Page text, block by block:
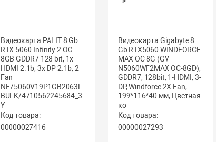
Видеокарта PALIT 8 Gb
RTX 5060 Infinity 2 OC
8GB GDDR7 128 bit, 1x
HDMI 2.1b, 3x DP 2.1b, 2
Fan
NE75060V19P1GB2063L
BULK/4710562245684_3
Y
Код товара:
00000027416
Видеокарта Gigabyte 8
Gb RTX5060 WINDFORCE
MAX OC 8G (GV-
N5060WF2MAX OC-8GD),
GDDR7, 128bit, 1-HDMI, 3-
DP, Windforce 2X Fan,
199*116*40 мм, Цветная
ко
Код товара:
00000027293